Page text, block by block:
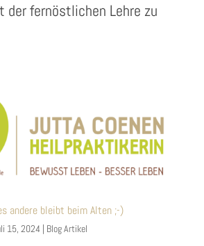
fernöstlichen Lehre zu
andere bleibt beim Alten ;-)
15, 2024 | Blog Artikel